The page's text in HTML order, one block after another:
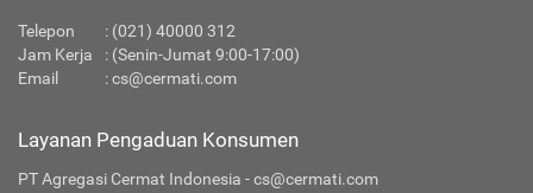
Telepon : (021) 40000 312
Jam Kerja
: (Senin-Jumat 9:00-17:00)
Email
:cs@cermati.com
Layanan Pengaduan Konsumen
PT Agregasi Cermat Indonesia - cs@cermati.com